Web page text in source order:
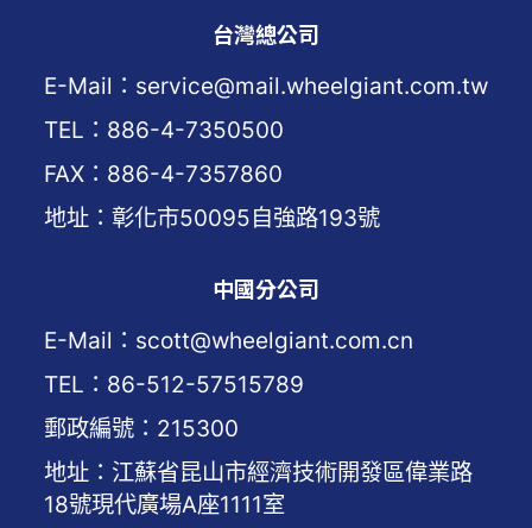
台灣總公司
E-Mail：service@mail.wheelgiant.com.tw
TEL：886-4-7350500
FAX：886-4-7357860
地址：彰化市50095自強路193號
中國分公司
E-Mail：scott@wheelgiant.com.cn
TEL：86-512-57515789
郵政編號：215300
地址：江蘇省昆山市經濟技術開發區偉業路
18號現代廣場A座1111室